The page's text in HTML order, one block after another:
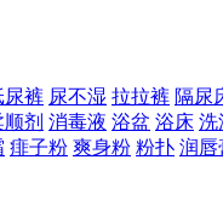
尿裤 尿不湿 拉拉裤 隔尿
剂 消毒液 浴盆 浴床 洗
痱子粉 爽身粉 粉扑 润唇